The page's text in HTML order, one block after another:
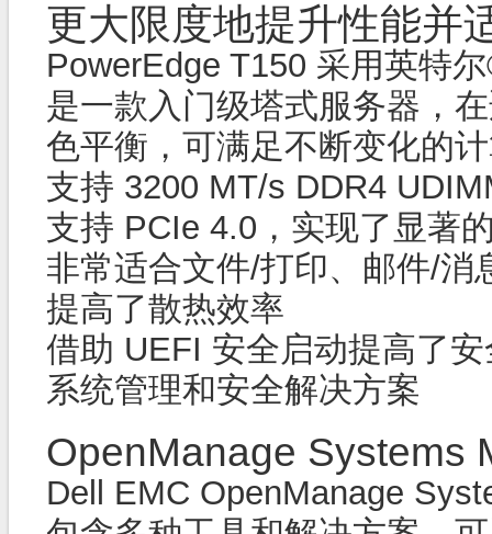
更大限度地提升性能并
PowerEdge T150 采用英
是一款入门级塔式服务器，
色平衡，可满足不断变化的
支持 3200 MT/s DDR4
支持 PCIe 4.0，实现了显著
非常适合文件/打印、邮件/消
提高了散热效率
借助 UEFI 安全启动提高了
系统管理和安全解决方案
OpenManage Systems
Dell EMC OpenManage